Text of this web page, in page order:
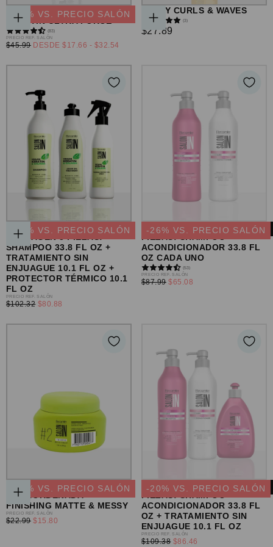
ELEGIR
OPCIONES
ACONDICIONADOR
KERATIN ULTRA FORCE
29 % VS. PRECIO SALÓN
(83)
PRECIO
REGULAR
PRECIO REF. SALÓN
$45.99 DESDE PRECIO
$17.66 - PRECIO
$32.54
AGREGAR
AL
SPRAY CURLS & WAVES
(3)
PRECIO
$27.89
AGREGAR
AL
CARRITO
SET VEGAN KERATIN &
COLLAGEN 3 PIEZAS:
SHAMPOO 33.8 FL OZ +
TRATAMIENTO SIN
ENJUAGUE 10.1 FL OZ +
PROTECTOR TÉRMICO 10.1
FL OZ
20 % VS. PRECIO SALÓN
PRECIO
REGULAR
PRECIO REF. SALÓN
$102.32 PRECIO
$80.88
LISS CONTROL SET 2
ACONDICIONADOR 33.8 FL
OZ CADA UNO
-26% VS. PRECIO SALÓN
(53)
PRECIO
REGULAR
PRECIO REF. SALÓN
$87.99 PRECIO
$65.08
AGREGAR
AL
CARRITO
PASTA DE ACABADO MATE
Y DESORDENADA
FINISHING MATTE & MESSY
31 % VS. PRECIO SALÓN
PRECIO
REGULAR
PRECIO REF. SALÓN
$22.99 PRECIO
$15.80
SET LISS CONTROL 3
PIEZAS: SHAMPOO +
ACONDICIONADOR 33.8 FL
OZ + TRATAMIENTO SIN
ENJUAGUE 10.1 FL OZ
-20% VS. PRECIO SALÓN
PRECIO
REGULAR
PRECIO REF. SALÓN
$109.38 PRECIO
$86.46